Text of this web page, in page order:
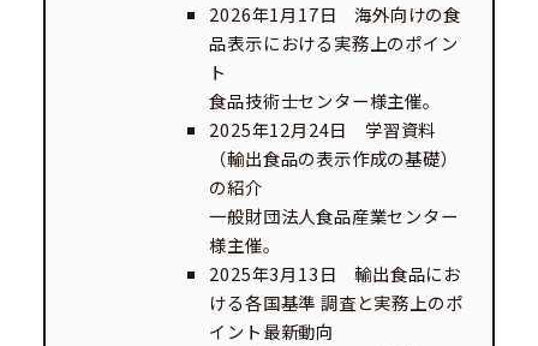
2026年1月17日 海外向けの食
品表示における実務上のポイン
ト
食品技術士センター様主催。
2025年12月24日 学習資料
（輸出食品の表示作成の基礎）
の紹介
一般財団法人食品産業センター
様主催。
2025年3月13日 輸出食品にお
ける各国基準 調査と実務上のポ
イント最新動向